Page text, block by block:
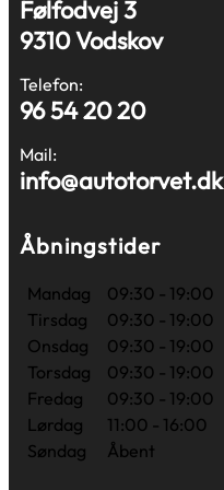
Følfodvej 3
9310 Vodskov
Telefon:
96 54 20 20
Mail:
info@autotorvet.dk
Åbningstider
Mandag
09:30 - 19:00
Tirsdag
09:30 - 19:00
Onsdag
09:30 - 19:00
Torsdag
09:30 - 19:00
Fredag
09:30 - 19:00
Lørdag
11:00 - 16:00
Søndag
Åbent